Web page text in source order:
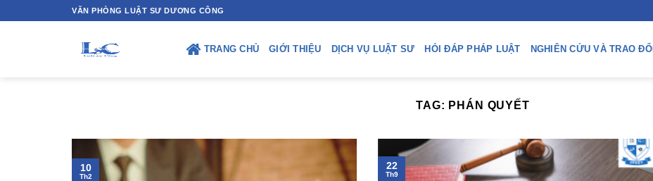
to
VĂN PHÒNG LUẬT SƯ DƯƠNG CÔNG
TRANG CHỦ GIỚI THIỆU DỊCH VỤ LUẬT SƯ HỎI ĐÁP PHÁP LUẬT NGHIÊN CỨU VÀ TRAO ĐỔI
TAG: PHÁN QUYẾT
10
Th2
22
Th9